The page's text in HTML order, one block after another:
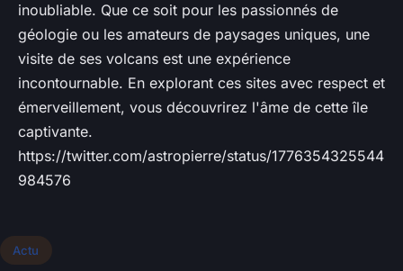
inoubliable. Que ce soit pour les passionnés de
géologie ou les amateurs de paysages uniques, une
visite de ses volcans est une expérience
incontournable. En explorant ces sites avec respect et
émerveillement, vous découvrirez l'âme de cette île
captivante.
https://twitter.com/astropierre/status/1776354325544
984576
Actu